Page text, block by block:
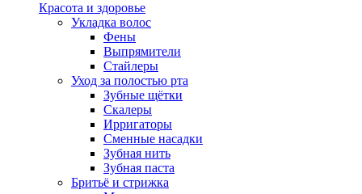
Красота и здоровье
Укладка волос
Фены
Выпрямители
Стайлеры
Уход за полостью рта
Зубные щётки
Скалеры
Ирригаторы
Сменные насадки
Зубная нить
Зубная паста
Бритьё и стрижка